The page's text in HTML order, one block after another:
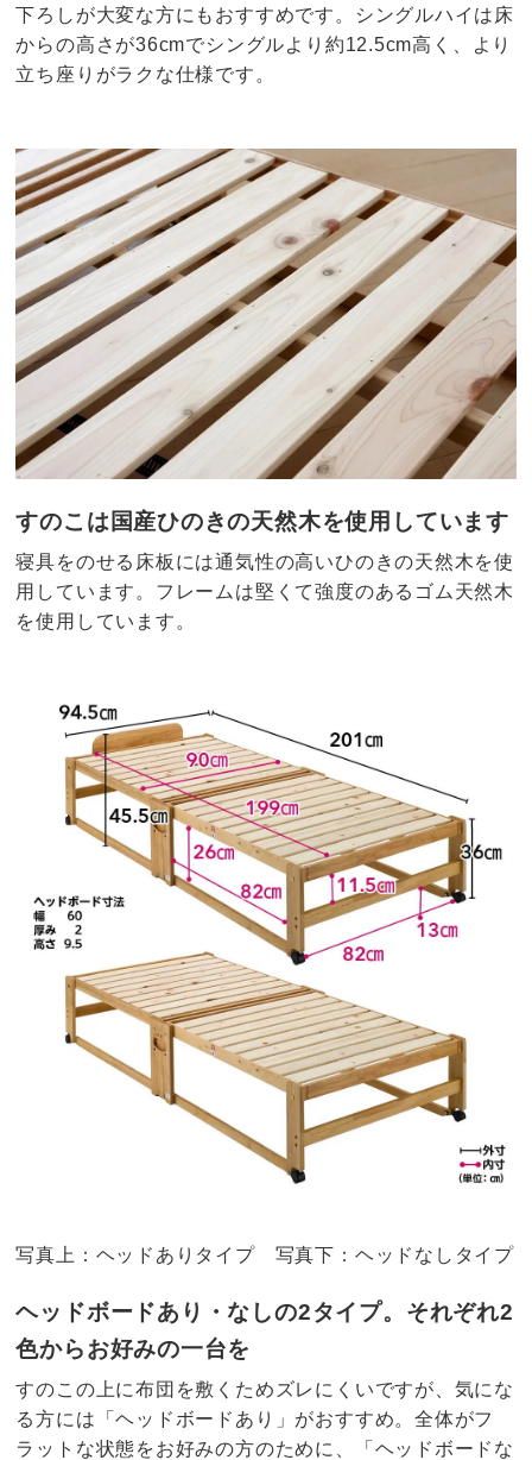
下ろしが大変な方にもおすすめです。シングルハイは床
からの高さが36cmでシングルより約12.5cm高く、より
立ち座りがラクな仕様です。
すのこは国産ひのきの天然木を使用しています
寝具をのせる床板には通気性の高いひのきの天然木を使
用しています。フレームは堅くて強度のあるゴム天然木
を使用しています。
写真上：ヘッドありタイプ 写真下：ヘッドなしタイプ
ヘッドボードあり・なしの2タイプ。それぞれ2
色からお好みの一台を
すのこの上に布団を敷くためズレにくいですが、気にな
る方には「ヘッドボードあり」がおすすめ。全体がフ
ラットな状態をお好みの方のために、「ヘッドボードな